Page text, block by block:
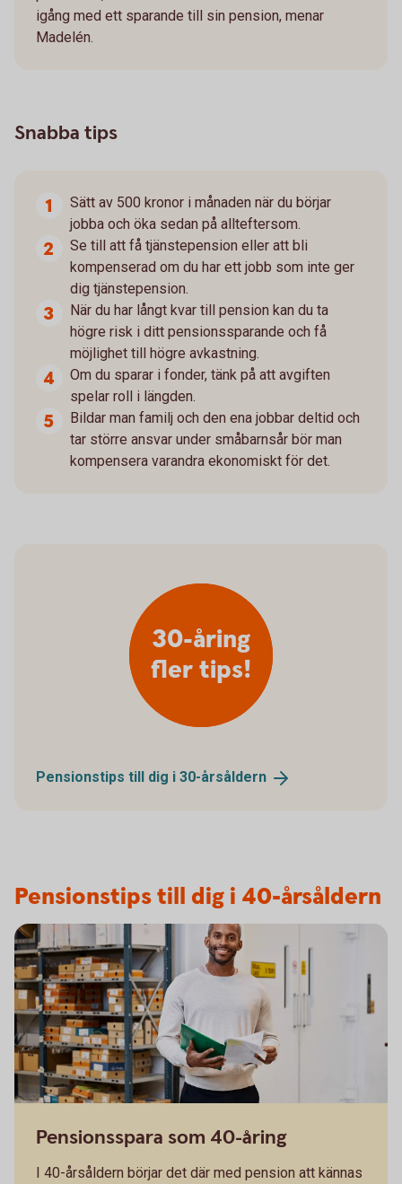
igång med ett sparande till sin pension, menar
Madelén.
Snabba tips
Sätt av 500 kronor i månaden när du börjar
jobba och öka sedan på allteftersom.
Se till att få tjänstepension eller att bli
kompenserad om du har ett jobb som inte ger
dig tjänstepension.
När du har långt kvar till pension kan du ta
högre risk i ditt pensionssparande och få
möjlighet till högre avkastning.
Om du sparar i fonder, tänk på att avgiften
spelar roll i längden.
Bildar man familj och den ena jobbar deltid och
tar större ansvar under småbarnsår bör man
kompensera varandra ekonomiskt för det.
30-åring
fler tips!
Pensionstips till dig i 30-årsåldern
Pensionstips till dig i 40-årsåldern
Pensionsspara som 40-åring
I 40-årsåldern börjar det där med pension att kännas